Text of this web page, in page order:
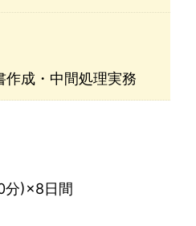
作成・中間処理実務
分)×8日間